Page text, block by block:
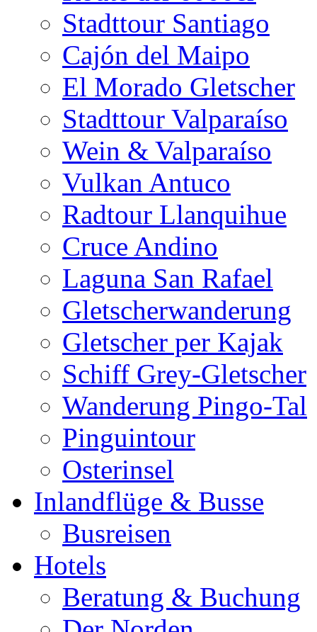
Stadttour Santiago
Cajón del Maipo
El Morado Gletscher
Stadttour Valparaíso
Wein & Valparaíso
Vulkan Antuco
Radtour Llanquihue
Cruce Andino
Laguna San Rafael
Gletscherwanderung
Gletscher per Kajak
Schiff Grey-Gletscher
Wanderung Pingo-Tal
Pinguintour
Osterinsel
Inlandflüge & Busse
Busreisen
Hotels
Beratung & Buchung